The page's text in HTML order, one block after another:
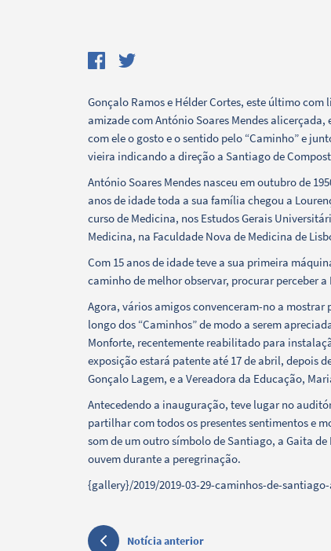
Termo de Pesquisa
Categorias gerais
Filtros
Gonçalo Ramos e Hélder Cortes, este último
amizade com António Soares Mendes
com ele o gosto e o sentido pelo “Caminho” e
vieira indicando a direção a Santiago de
António Soares Mendes nasceu em outubro de
anos de idade toda a sua família chegou a
curso de Medicina, nos Estudos Gerais
Medicina, na Faculdade Nova de Medicina de
Com 15 anos de idade teve a sua primeira
caminho de melhor observar, procurar perceber
Agora, vários amigos convenceram-no a
longo dos “Caminhos” de modo a serem
Monforte, recentemente reabilitado para
exposição estará patente até 17 de abril, depois
Gonçalo Lagem, e a Vereadora da Educação,
Antecedendo a inauguração, teve lugar no
partilhar com todos os presentes sentimentos e
som de um outro símbolo de Santiago, a Gaita
ouvem durante a peregrinação.
{gallery}/2019/2019-03-29-caminhos-de-
Notícia anterior